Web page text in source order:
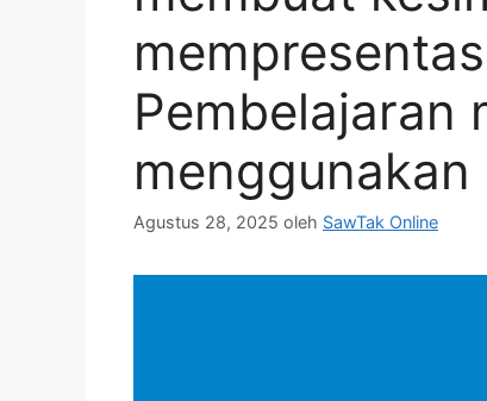
Pembelajaran
Agustus 28, 2025 oleh SawTak Online